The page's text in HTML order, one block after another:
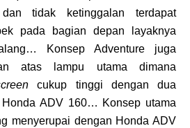
tidak ketinggalan terdapat
pada bagian depan layaknya
Konsep Adventure juga
atas lampu utama dimana
cukup tinggi dengan dua
Honda ADV 160… Konsep utama
menyerupai dengan Honda ADV